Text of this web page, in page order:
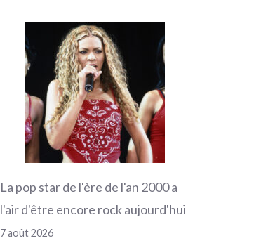
La pop star de l'ère de l'an 2000 a
l'air d'être encore rock aujourd'hui
7 août 2026